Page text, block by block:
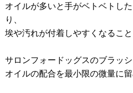
オイルが多いと手がベトベトし
り、
埃や汚れが付着しやすくなること
サロンフォードッグスのブラッシ
オイルの配合を最小限の微量に留